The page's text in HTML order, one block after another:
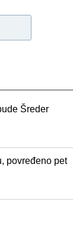
Šreder
povređeno pet